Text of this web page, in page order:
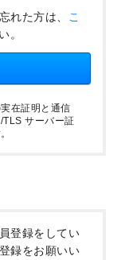
れた方は、 こ
。
在証明と通信
サーバー証
登録をしてい
録をお願いい